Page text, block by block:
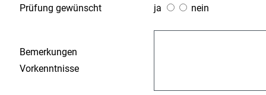
Prüfung gewünscht ja nein
Bemerkungen
Vorkenntnisse